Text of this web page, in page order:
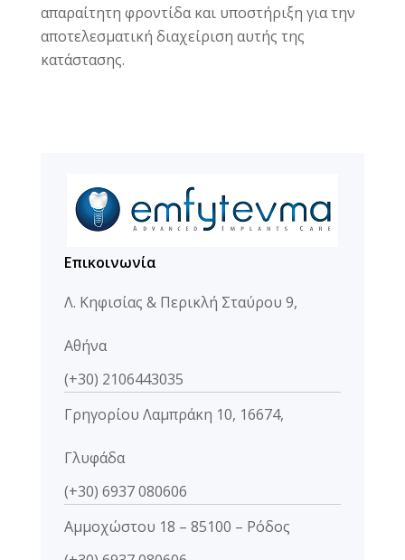
απαραίτητη φροντίδα και υποστήριξη για την
αποτελεσματική διαχείριση αυτής της
κατάστασης.
Επικοινωνία
Λ. Κηφισίας & Περικλή Σταύρου 9,
Αθήνα
(+30) 2106443035
Γρηγορίου Λαμπράκη 10, 16674,
Γλυφάδα
(+30) 6937 080606
Αμμοχώστου 18 – 85100 – Ρόδος